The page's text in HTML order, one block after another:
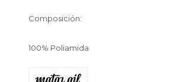
Composición:
100% Poliamida